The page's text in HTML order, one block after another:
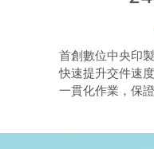
首創數位中央印
快速提升交件速
一貫化作業，保